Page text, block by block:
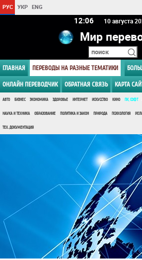
РУС УКР ENG
12:06 10 августа
Мир
ГЛАВНАЯ ПЕРЕВОДЫ НА РАЗНЫЕ ТЕМАТИКИ
ОНЛАЙН ПЕРЕВОДЧИК ОБРАТНАЯ СВЯЗЬ КАРТА
АВТО БИЗНЕС ЭКОНОМИКА ЗДОРОВЬЕ ИНТЕРНЕТ ИСКУССТВО КИНО ПК, СОФТ
НАУКА И ТЕХНИКА ОБРАЗОВАНИЕ ПОЛИТИКА И ЗАКОН ПРИРОДА ПСИХОЛОГИЯ
ТЕХ. ДОКУМЕНТАЦИЯ